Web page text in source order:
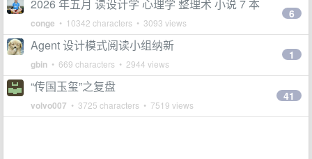
2026 年五月 读设计学 心理学 整理术 小说 7 本
conge • 10342 characters • 3093 views
6
Agent 设计模式阅读小组纳新
gbin • 669 characters • 2944 views
1
“传国玉玺”之复盘
volvo007 • 3725 characters • 7519 views
41